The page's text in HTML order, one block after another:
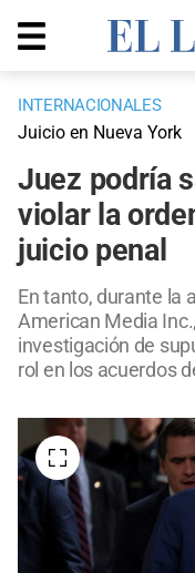
INTERNACIONALES
Juicio en Nueva York
Juez podría
violar la
juicio penal
En tanto, durante la
American Media
investigación de
rol en los acuerdos